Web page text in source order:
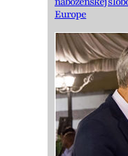
Europe